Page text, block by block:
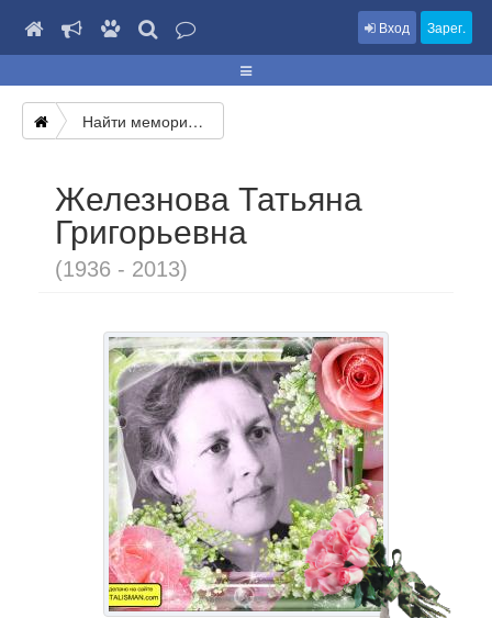
Вход Зарег.
Найти мемориал
Железнова Татьяна
Григорьевна
(1936 - 2013)